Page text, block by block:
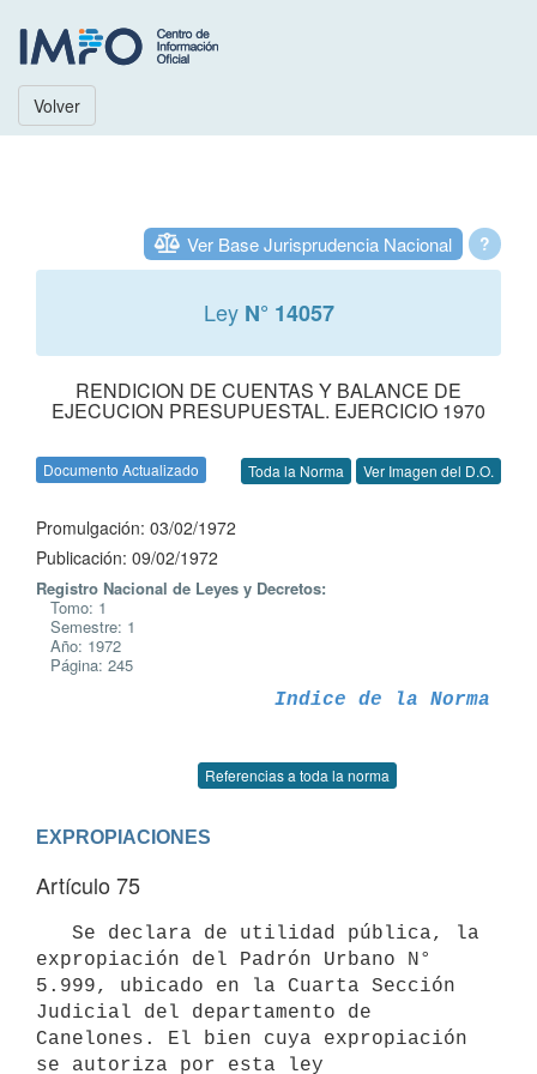
Volver
?
Ver Base Jurisprudencia Nacional
Ley N° 14057
RENDICION DE CUENTAS Y BALANCE DE
EJECUCION PRESUPUESTAL. EJERCICIO 1970
Documento Actualizado Toda la Norma Ver Imagen del D.O.
Promulgación: 03/02/1972
Publicación: 09/02/1972
Registro Nacional de Leyes y Decretos:
Tomo: 1
Semestre: 1
Año: 1972
Página: 245
Indice de la Norma
Referencias a toda la norma
EXPROPIACIONES
Artículo 75
expropiación del Padrón Urbano N°
5.999, ubicado en la Cuarta Sección
Judicial del departamento de
Canelones. El bien cuya expropiación
se autoriza por esta ley